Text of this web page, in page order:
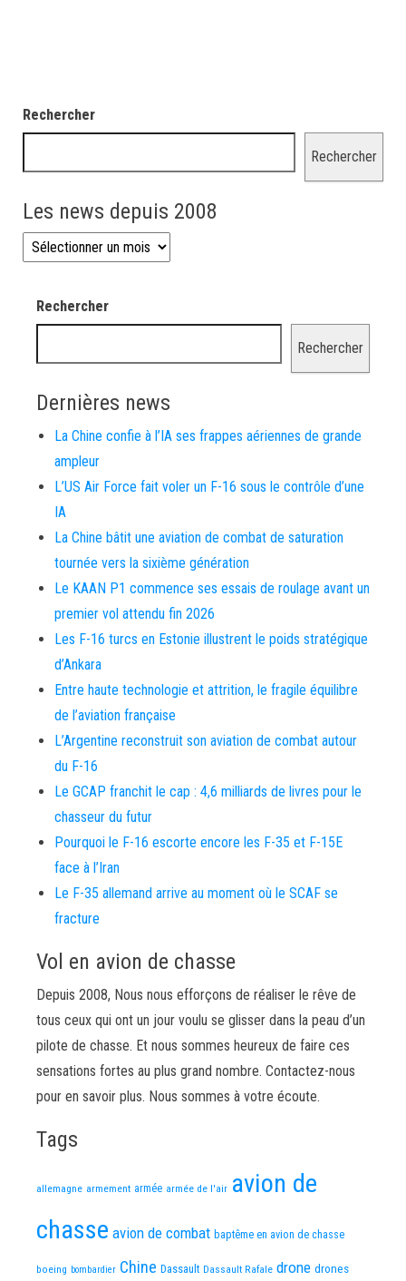
Rechercher
Rechercher
Les news depuis 2008
Les news depuis 2008
Rechercher
Rechercher
Dernières news
La Chine confie à l’IA ses frappes aériennes de grande
ampleur
L’US Air Force fait voler un F-16 sous le contrôle d’une
IA
La Chine bâtit une aviation de combat de saturation
tournée vers la sixième génération
Le KAAN P1 commence ses essais de roulage avant un
premier vol attendu fin 2026
Les F-16 turcs en Estonie illustrent le poids stratégique
d’Ankara
Entre haute technologie et attrition, le fragile équilibre
de l’aviation française
L’Argentine reconstruit son aviation de combat autour
du F-16
Le GCAP franchit le cap : 4,6 milliards de livres pour le
chasseur du futur
Pourquoi le F-16 escorte encore les F-35 et F-15E
face à l’Iran
Le F-35 allemand arrive au moment où le SCAF se
fracture
Vol en avion de chasse
Depuis 2008, Nous nous efforçons de réaliser le rêve de
tous ceux qui ont un jour voulu se glisser dans la peau d’un
pilote de chasse. Et nous sommes heureux de faire ces
sensations fortes au plus grand nombre. Contactez-nous
pour en savoir plus. Nous sommes à votre écoute.
Tags
allemagne armement armée armée de l'air avion de
chasse avion de combat baptême en avion de chasse
boeing bombardier Chine Dassault Dassault Rafale drone drones